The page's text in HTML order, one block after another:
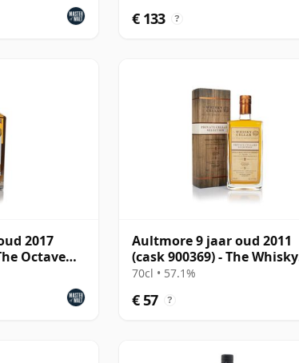
€ 133 ?
2017
Octave
Aultmore 9 jaar oud 2011
(cask 900369) - The Whisky
Cellar
70cl • 57.1%
€ 57 ?